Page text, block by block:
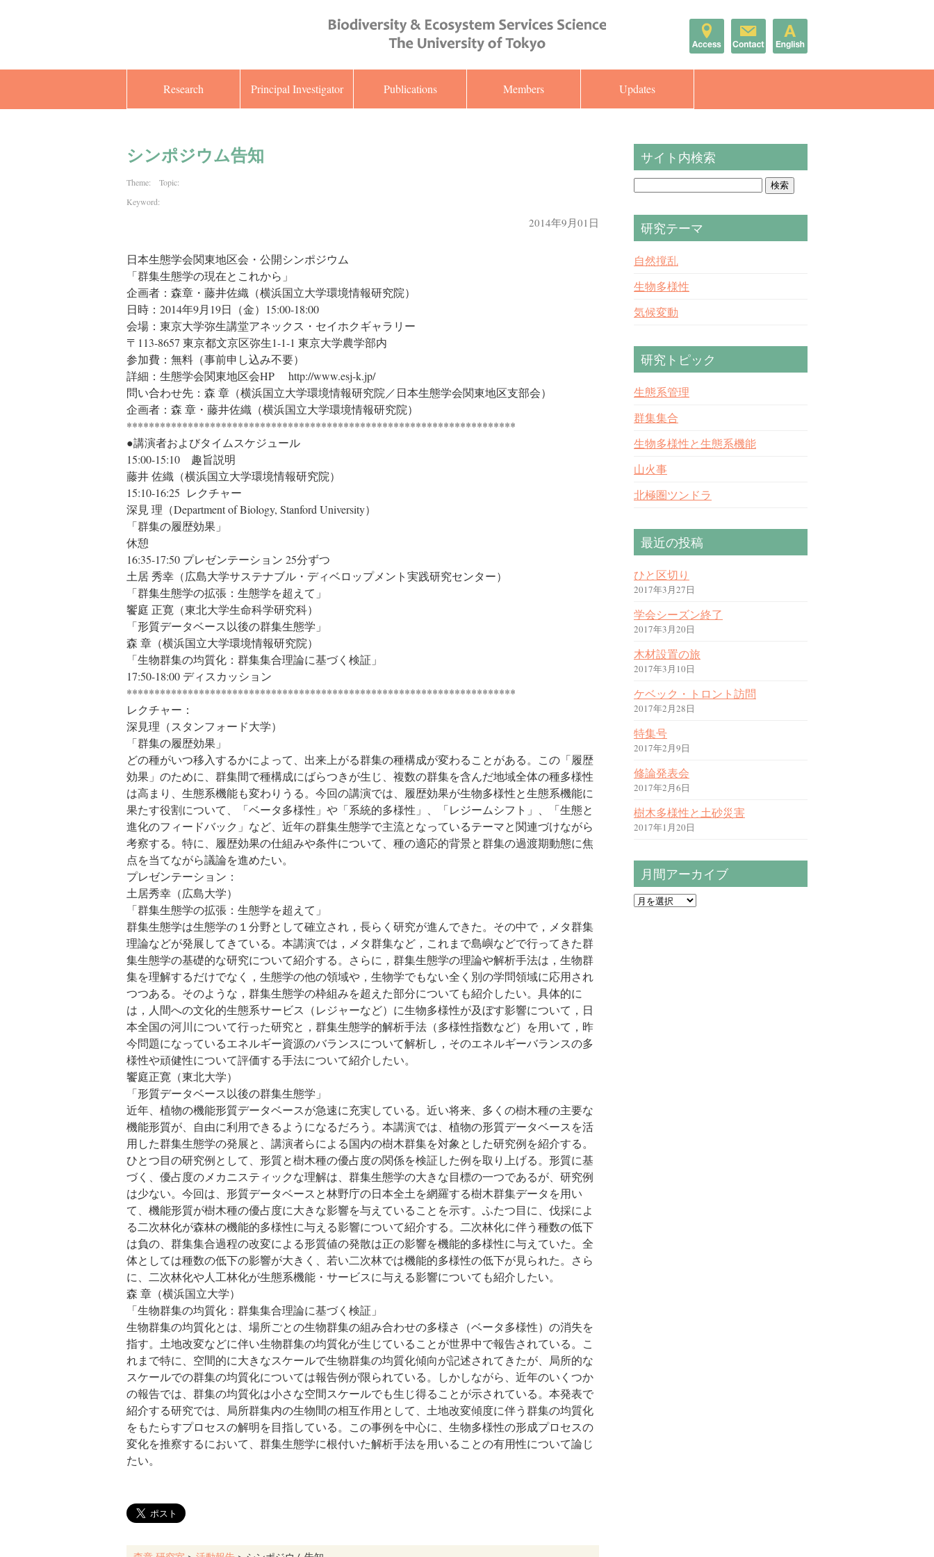
Research Principal Investigator Publications Members Updates
シンポジウム告知
Theme: Topic:
Keyword:
2014年9月01日
日本生態学会関東地区会・公開シンポジウム
「群集生態学の現在とこれから」
企画者：森章・藤井佐織（横浜国立大学環境情報研究院）
日時：2014年9月19日（金）15:00-18:00
会場：東京大学弥生講堂アネックス・セイホクギャラリー
〒113-8657 東京都文京区弥生1-1-1 東京大学農学部内
参加費：無料（事前申し込み不要）
詳細：生態学会関東地区会HP http://www.esj-k.jp/
問い合わせ先：森 章（横浜国立大学環境情報研究院／日本生態学会関東地区支部会）
企画者：森 章・藤井佐織（横浜国立大学環境情報研究院）
**********************************************************************
●講演者およびタイムスケジュール
15:00-15:10 趣旨説明
藤井 佐織（横浜国立大学環境情報研究院）
15:10-16:25 レクチャー
深見 理（Department of Biology, Stanford University）
「群集の履歴効果」
休憩
16:35-17:50 プレゼンテーション 25分ずつ
土居 秀幸（広島大学サステナブル・ディベロップメント実践研究センター）
「群集生態学の拡張：生態学を超えて」
饗庭 正寛（東北大学生命科学研究科）
「形質データベース以後の群集生態学」
森 章（横浜国立大学環境情報研究院）
「生物群集の均質化：群集集合理論に基づく検証」
17:50-18:00 ディスカッション
**********************************************************************
レクチャー：
深見理（スタンフォード大学）
「群集の履歴効果」
どの種がいつ移入するかによって、出来上がる群集の種構成が変わることがある。この「履歴
効果」のために、群集間で種構成にばらつきが生じ、複数の群集を含んだ地域全体の種多様性
は高まり、生態系機能も変わりうる。今回の講演では、履歴効果が生物多様性と生態系機能に
果たす役割について、「ベータ多様性」や「系統的多様性」、「レジームシフト」、「生態と
進化のフィードバック」など、近年の群集生態学で主流となっているテーマと関連づけながら
考察する。特に、履歴効果の仕組みや条件について、種の適応的背景と群集の過渡期動態に焦
点を当てながら議論を進めたい。
プレゼンテーション：
土居秀幸（広島大学）
「群集生態学の拡張：生態学を超えて」
群集生態学は生態学の１分野として確立され，長らく研究が進んできた。その中で，メタ群集
理論などが発展してきている。本講演では，メタ群集など，これまで島嶼などで行ってきた群
集生態学の基礎的な研究について紹介する。さらに，群集生態学の理論や解析手法は，生物群
集を理解するだけでなく，生態学の他の領域や，生物学でもない全く別の学問領域に応用され
つつある。そのような，群集生態学の枠組みを超えた部分についても紹介したい。具体的に
は，人間への文化的生態系サービス（レジャーなど）に生物多様性が及ぼす影響について，日
本全国の河川について行った研究と，群集生態学的解析手法（多様性指数など）を用いて，昨
今問題になっているエネルギー資源のバランスについて解析し，そのエネルギーバランスの多
様性や頑健性について評価する手法について紹介したい。
饗庭正寛（東北大学）
「形質データベース以後の群集生態学」
近年、植物の機能形質データベースが急速に充実している。近い将来、多くの樹木種の主要な
機能形質が、自由に利用できるようになるだろう。本講演では、植物の形質データベースを活
用した群集生態学の発展と、講演者らによる国内の樹木群集を対象とした研究例を紹介する。
ひとつ目の研究例として、形質と樹木種の優占度の関係を検証した例を取り上げる。形質に基
づく、優占度のメカニスティックな理解は、群集生態学の大きな目標の一つであるが、研究例
は少ない。今回は、形質データベースと林野庁の日本全土を網羅する樹木群集データを用い
て、機能形質が樹木種の優占度に大きな影響を与えていることを示す。ふたつ目に、伐採によ
る二次林化が森林の機能的多様性に与える影響について紹介する。二次林化に伴う種数の低下
は負の、群集集合過程の改変による形質値の発散は正の影響を機能的多様性に与えていた。全
体としては種数の低下の影響が大きく、若い二次林では機能的多様性の低下が見られた。さら
に、二次林化や人工林化が生態系機能・サービスに与える影響についても紹介したい。
森 章（横浜国立大学）
「生物群集の均質化：群集集合理論に基づく検証」
生物群集の均質化とは、場所ごとの生物群集の組み合わせの多様さ（ベータ多様性）の消失を
指す。土地改変などに伴い生物群集の均質化が生じていることが世界中で報告されている。こ
れまで特に、空間的に大きなスケールで生物群集の均質化傾向が記述されてきたが、局所的な
スケールでの群集の均質化については報告例が限られている。しかしながら、近年のいくつか
の報告では、群集の均質化は小さな空間スケールでも生じ得ることが示されている。本発表で
紹介する研究では、局所群集内の生物間の相互作用として、土地改変傾度に伴う群集の均質化
をもたらすプロセスの解明を目指している。この事例を中心に、生物多様性の形成プロセスの
変化を推察するにおいて、群集生態学に根付いた解析手法を用いることの有用性について論じ
たい。
サイト内検索
検
索:
研究テーマ
自然撹乱
生物多様性
気候変動
研究トピック
生態系管理
群集集合
生物多様性と生態系機能
山火事
北極圏ツンドラ
最近の投稿
ひと区切り
2017年3月27日
学会シーズン終了
2017年3月20日
木材設置の旅
2017年3月10日
ケベック・トロント訪問
2017年2月28日
特集号
2017年2月9日
修論発表会
2017年2月6日
樹木多様性と土砂災害
2017年1月20日
月間アーカイブ
月
間